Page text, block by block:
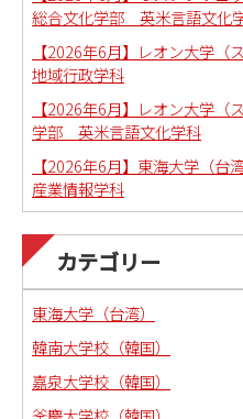
総合文化学部 英米言語文化
【2026年6月】レオン大学
地域行政学科
【2026年6月】レオン大学
学部 英米言語文化学科
【2026年6月】東海大学（
産業情報学科
カテゴリー
東海大学（台湾）
韓南大学校（韓国）
嘉泉大学校（韓国）